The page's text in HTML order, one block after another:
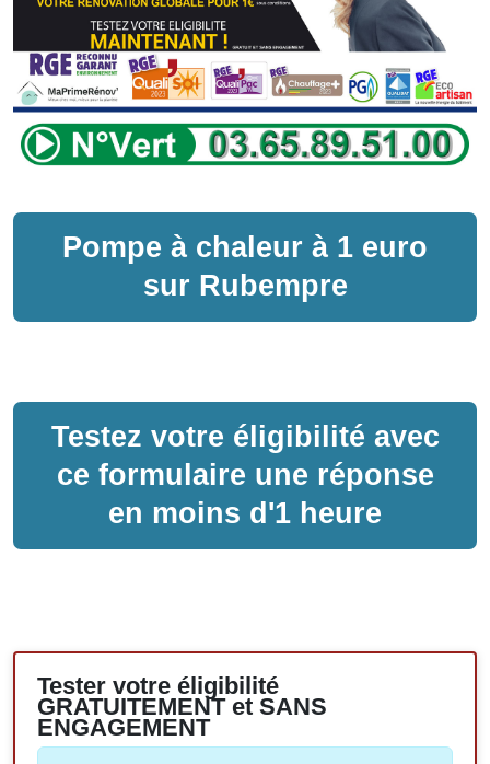
Pompe à chaleur à 1 euro
sur Rubempre
Testez votre éligibilité avec
ce formulaire une réponse
en moins d'1 heure
Tester votre éligibilité
GRATUITEMENT et SANS
ENGAGEMENT